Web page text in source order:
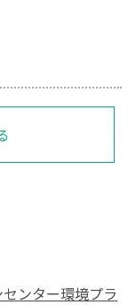
ンター環境プラ